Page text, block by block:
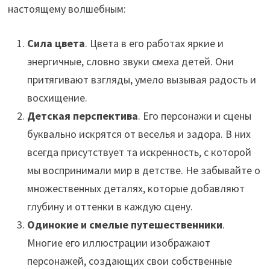
настоящему волшебным:
Сила цвета. Цвета в его работах яркие и
энергичные, словно звуки смеха детей. Они
притягивают взгляды, умело вызывая радость и
восхищение.
Детская перспектива. Его персонажи и сцены
буквально искрятся от веселья и задора. В них
всегда присутствует та искренность, с которой
мы воспринимали мир в детстве. Не забывайте о
множественных деталях, которые добавляют
глубину и оттенки в каждую сцену.
Одинокие и смелые путешественники.
Многие его иллюстрации изображают
персонажей, создающих свои собственные